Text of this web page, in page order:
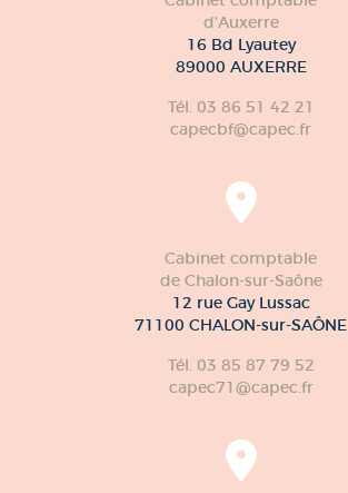
d'Auxerre
16 Bd Lyautey
89000 AUXERRE
Tél. 03 86 51 42 21
capecbf@capec.fr
Cabinet comptable
de Chalon-sur-Saône
12 rue Gay Lussac
71100 CHALON-sur-SAÔNE
Tél. 03 85 87 79 52
capec71@capec.fr